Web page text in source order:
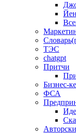
ТЭС
chatgpt
Притчи
Бизнес-
ФСА